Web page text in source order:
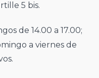
5 bis.
de 14.00 a 17.00;
a viernes de